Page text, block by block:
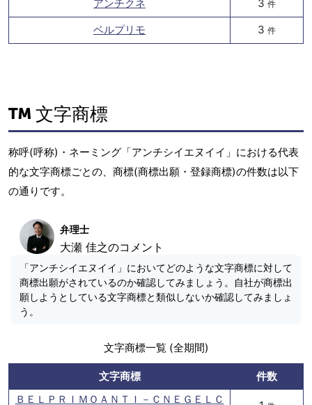
アンチクネ
3 件
ベルプリモ 3 件
文字商標
称呼(呼称)・ネーミング「アンチシイエヌイイ」における代表
的な文字商標ごとの、商標(商標出願・登録商標)の件数は以下
の通りです。
弁理士
大瀬 佳之のコメント
「アンチシイエヌイイ」においてどのような文字商標に対して
商標出願がされているのか確認してみましょう。自社が商標出
願しようとしている文字商標と類似しないか確認してみましょ
う。
文字商標一覧 (全期間)
文字商標
件数
ＢＥＬＰＲＩＭＯＡＮＴＩ－ＣＮＥＧＥＬＣ